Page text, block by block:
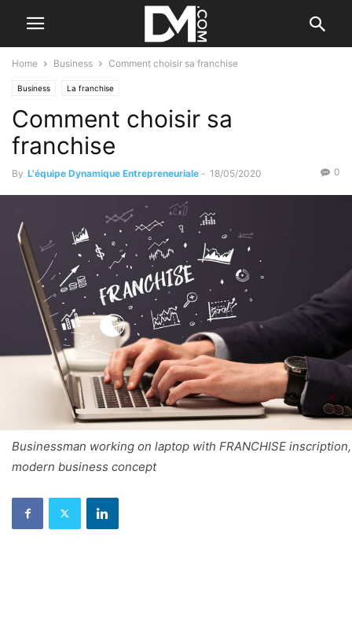
Home Business Comment choisir sa franchise
Business La franchise
Comment choisir sa
franchise
By L'équipe Dynamique Entrepreneuriale - 18/05/2020 0
Businessman working on laptop with FRANCHISE inscription,
modern business concept